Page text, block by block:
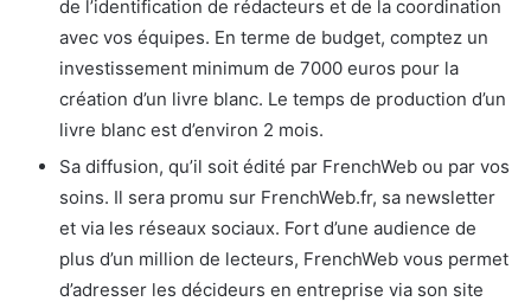
de l’identification de rédacteurs et de la coordination
avec vos équipes. En terme de budget, comptez un
investissement minimum de 7000 euros pour la
création d’un livre blanc. Le temps de production d’un
livre blanc est d’environ 2 mois.
Sa diffusion, qu’il soit édité par FrenchWeb ou par vos
soins. Il sera promu sur FrenchWeb.fr, sa newsletter
et via les réseaux sociaux. Fort d’une audience de
plus d’un million de lecteurs, FrenchWeb vous permet
d’adresser les décideurs en entreprise via son site